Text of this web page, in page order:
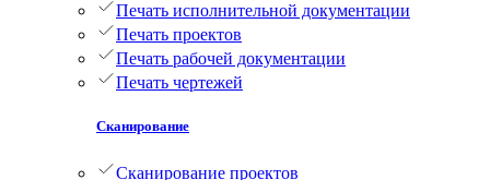
Печать исполнительной документации
Печать проектов
Печать рабочей документации
Печать чертежей
Сканирование
Сканирование проектов